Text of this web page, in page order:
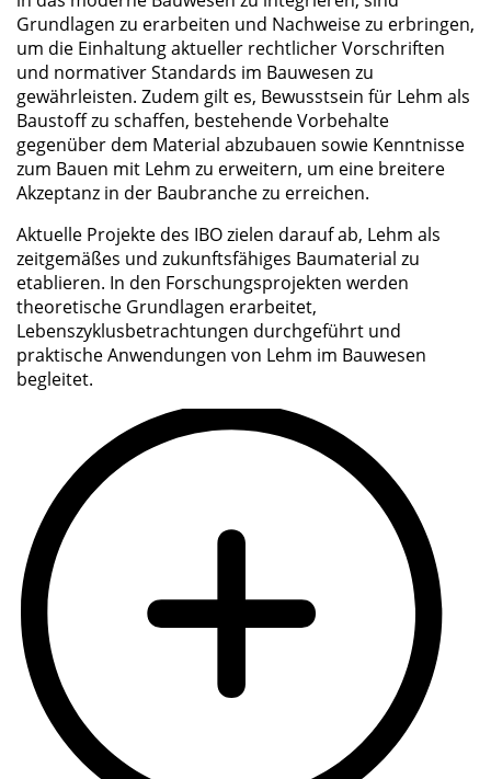
Grundlagen zu erarbeiten und Nachweise zu erbringen,
um die Einhaltung aktueller rechtlicher Vorschriften
und normativer Standards im Bauwesen zu
gewährleisten. Zudem gilt es, Bewusstsein für Lehm als
Baustoff zu schaffen, bestehende Vorbehalte
gegenüber dem Material abzubauen sowie Kenntnisse
zum Bauen mit Lehm zu erweitern, um eine breitere
Akzeptanz in der Baubranche zu erreichen.
Aktuelle Projekte des IBO zielen darauf ab, Lehm als
zeitgemäßes und zukunftsfähiges Baumaterial zu
etablieren. In den Forschungsprojekten werden
theoretische Grundlagen erarbeitet,
Lebenszyklusbetrachtungen durchgeführt und
praktische Anwendungen von Lehm im Bauwesen
begleitet.